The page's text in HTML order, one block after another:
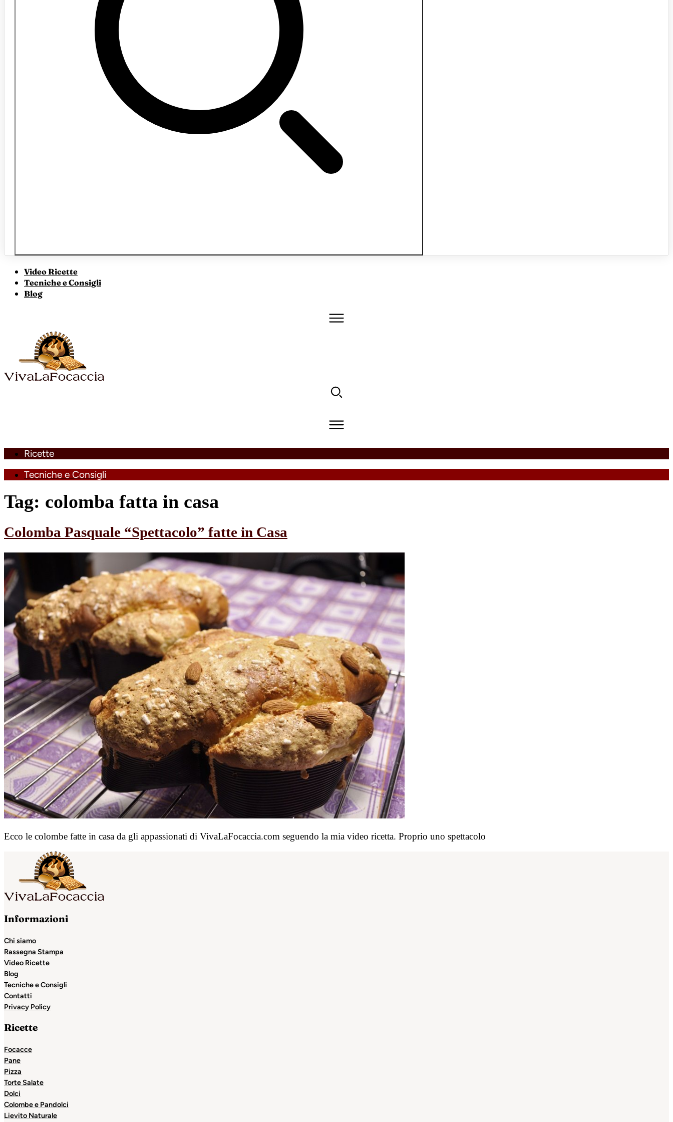
Video Ricette
Tecniche e Consigli
Blog
Ricette
Tecniche e Consigli
Tag: colomba fatta in casa
Colomba Pasquale “Spettacolo” fatte in Casa
Ecco le colombe fatte in casa da gli appassionati di VivaLaFocaccia.com seguendo la mia video ricetta. Proprio uno spettacolo
Informazioni
Chi siamo
Rassegna Stampa
Video Ricette
Blog
Tecniche e Consigli
Contatti
Privacy Policy
Ricette
Focacce
Pane
Pizza
Torte Salate
Dolci
Colombe e Pandolci
Lievito Naturale